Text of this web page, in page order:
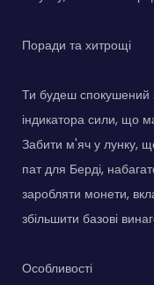
Поради та хитрощі
Ти будеш спокушений
індикатора сили, що
Забити м'яч у лунку,
пат для Берді,
заробляти монети,
збільшити базові
Особливості